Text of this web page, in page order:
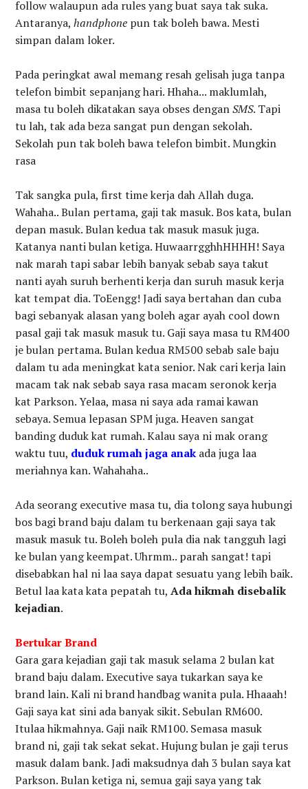
follow walaupun ada rules yang buat saya tak suka.
Antaranya,handphone pun tak boleh bawa. Mesti
simpan dalam loker.
Pada peringkat awal memang resah gelisah juga tanpa
telefon bimbit sepanjang hari. Hhaha... maklumlah,
masa tu boleh dikatakan saya obses denganSMS. Tapi
tu lah, tak ada beza sangat pun dengan sekolah.
Sekolah pun tak boleh bawa telefon bimbit. Mungkin
rasa
Tak sangka pula, first time kerja dah Allah duga.
Wahaha.. Bulan pertama, gaji tak masuk. Bos kata, bulan
depan masuk. Bulan kedua tak masuk masuk juga.
Katanya nanti bulan ketiga. HuwaarrgghhHHHH! Saya
nak marah tapi sabar lebih banyak sebab saya takut
nanti ayah suruh berhenti kerja dan suruh masuk kerja
kat tempat dia. ToEengg! Jadi saya bertahan dan cuba
bagi sebanyak alasan yang boleh agar ayah cool down
pasal gaji tak masuk masuk tu. Gaji saya masa tu RM400
je bulan pertama. Bulan kedua RM500 sebab sale baju
dalam tu ada meningkat kata senior. Nak cari kerja lain
macam tak nak sebab saya rasa macam seronok kerja
kat Parkson. Yelaa, masa ni saya ada ramai kawan
sebaya. Semua lepasan SPM juga. Heaven sangat
banding duduk kat rumah. Kalau saya ni mak orang
waktu tuu, duduk rumah jaga anak ada juga laa
meriahnya kan. Wahahaha..
Ada seorang executive masa tu, dia tolong saya hubungi
bos bagi brand baju dalam tu berkenaan gaji saya tak
masuk masuk tu. Boleh boleh pula dia nak tangguh lagi
ke bulan yang keempat. Uhrmm.. parah sangat! tapi
disebabkan hal ni laa saya dapat sesuatu yang lebih baik.
Betul laa kata kata pepatah tu,Ada hikmah disebalik
kejadian.
Bertukar Brand
Gara gara kejadian gaji tak masuk selama 2 bulan kat
brand baju dalam. Executive saya tukarkan saya ke
brand lain. Kali ni brand handbag wanita pula. Hhaaah!
Gaji saya kat sini ada banyak sikit. Sebulan RM600.
Itulaa hikmahnya. Gaji naik RM100. Semasa masuk
brand ni, gaji tak sekat sekat. Hujung bulan je gaji terus
masuk dalam bank. Jadi maksudnya dah 3 bulan saya kat
Parkson. Bulan ketiga ni, semua gaji saya yang tak